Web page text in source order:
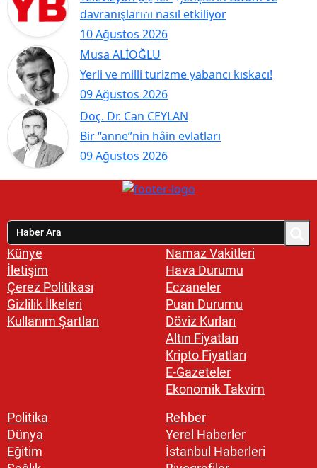
10 Ağustos 2026
davranışlarını nasıl etkiliyor
Musa ALİOĞLU
09 Ağustos 2026
Yerli ve milli turizme yabancı kıskacı!
Doç. Dr. Can CEYLAN
09 Ağustos 2026
Bir “anne”nin hâin evlatları
Künye
İletişim
Çerez Politikası
Gizlilik İlkeleri
Kullanım Şartları
Namaz Vakitleri
Hava Durumu
Eczaneler
Puan Durumu
Döviz Kurları
Altın Fiyatları
Kripto Fiyatları
E-Gazeteler
Ekonomik Takvim
Politika
Dünya
Eğitim
Rehber
Yerel Haberler
İstanbul Haberleri